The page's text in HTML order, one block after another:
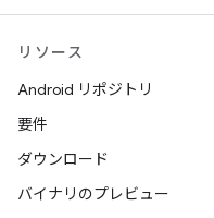
リソース
Android リポジトリ
要件
ダウンロード
バイナリのプレビュー